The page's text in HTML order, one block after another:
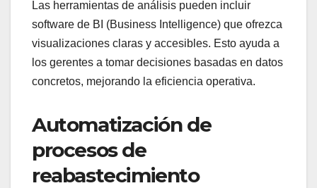
Las herramientas de análisis pueden incluir
software de BI (Business Intelligence) que ofrezca
visualizaciones claras y accesibles. Esto ayuda a
los gerentes a tomar decisiones basadas en datos
concretos, mejorando la eficiencia operativa.
Automatización de
procesos de
reabastecimiento